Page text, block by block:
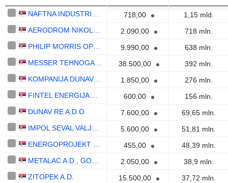
718,00
1,15 mld.
2.090,00
718 mln.
9.990,00
638 mln.
38.500,00
392 mln.
KOMPANIJA DUNAV OSIGURANJE A.D.O.
1.850,00
276 mln.
600,00
156 mln.
DUNAV RE A.D.O
7.600,00
69,65 mln.
5.600,00
51,81 mln.
455,00
48,39 mln.
2.050,00
38,9 mln.
ZITOPEK A.D.
15.500,00
37,72 mln.